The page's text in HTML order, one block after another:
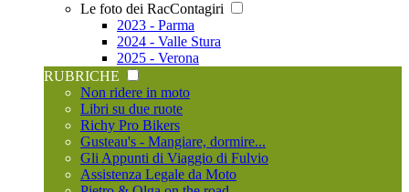
Le foto dei RacContagiri
2023 - Parma
2024 - Valle Stura
2025 - Verona
RUBRICHE
Non ridere in moto
Libri su due ruote
Richy Pro Bikers
Gusteau's - Mangiare, dormire...
Gli Appunti di Viaggio di Fulvio
Assistenza Legale da Moto